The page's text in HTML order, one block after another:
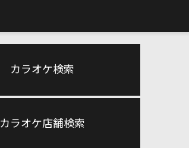
カラオケ検索
カラオケ店舗検索